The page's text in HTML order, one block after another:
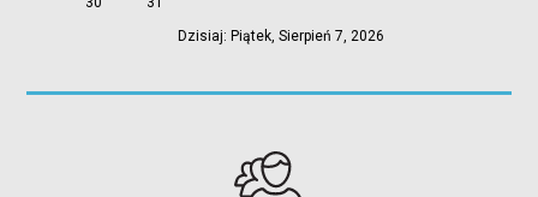
Dzisiaj: Piątek, Sierpień 7, 2026